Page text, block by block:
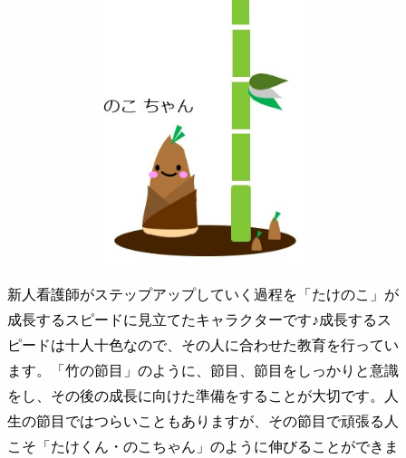
新人看護師がステップアップしていく過程を「たけのこ」が
成長するスピードに見立てたキャラクターです♪成長するス
ピードは十人十色なので、その人に合わせた教育を行ってい
ます。「竹の節目」のように、節目、節目をしっかりと意識
をし、その後の成長に向けた準備をすることが大切です。人
生の節目ではつらいこともありますが、その節目で頑張る人
こそ「たけくん・のこちゃん」のように伸びることができま